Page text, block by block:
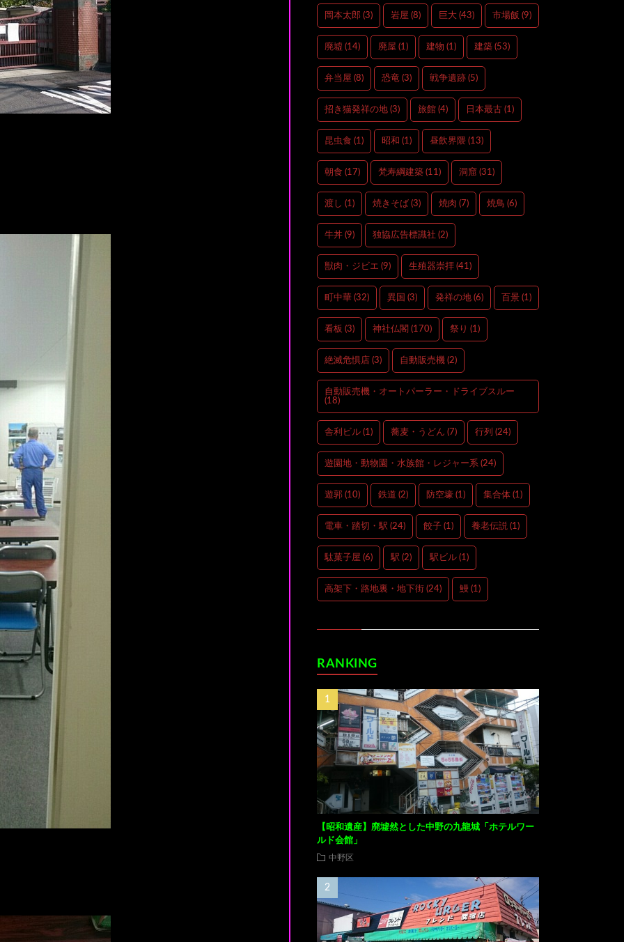
岡本太郎 (3) 岩屋 (8) 巨大 (43) 市場飯 (9)
廃墟 (14) 廃屋 (1) 建物 (1) 建築 (53)
弁当屋 (8) 恐竜 (3) 戦争遺跡 (5)
招き猫発祥の地 (3) 旅館 (4) 日本最古 (1)
昆虫食 (1) 昭和 (1) 昼飲界隈 (13)
朝食 (17) 梵寿綱建築 (11) 洞窟 (31)
渡し (1) 焼きそば (3) 焼肉 (7) 焼鳥 (6)
牛丼 (9) 独協広告標識社 (2)
獣肉・ジビエ (9) 生殖器崇拝 (41)
町中華 (32) 異国 (3) 発祥の地 (6) 百景 (1)
看板 (3) 神社仏閣 (170) 祭り (1)
絶滅危惧店 (3) 自動販売機 (2)
自動販売機・オートパーラー・ドライブスルー
(18)
舎利ビル (1) 蕎麦・うどん (7) 行列 (24)
遊園地・動物園・水族館・レジャー系 (24)
遊郭 (10) 鉄道 (2) 防空壕 (1) 集合体 (1)
電車・踏切・駅 (24) 餃子 (1) 養老伝説 (1)
駄菓子屋 (6) 駅 (2) 駅ビル (1)
高架下・路地裏・地下街 (24) 鰻 (1)
RANKING
【昭和遺産】廃墟然とした中野の九龍城「ホテルワー
ルド会館」
中野区